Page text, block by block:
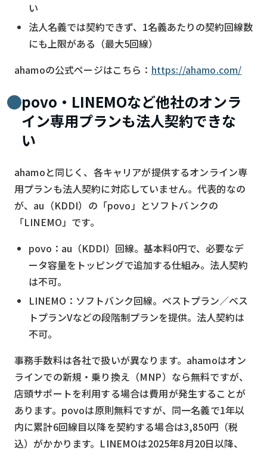
い
法人名義では契約できず、1名義あたりの契約回線数
にも上限がある（最大5回線）
ahamoの公式ページはこちら： https://ahamo.com/
povo・LINEMOなど他社のオンラ
イン専用プランも法人契約できな
い
ahamoと同じく、各キャリアが提供するオンライン専
用プランも法人契約に対応していません。代表的なの
が、au（KDDI）の「povo」とソフトバンクの
「LINEMO」です。
povo：au（KDDI）回線。基本料0円で、必要なデ
ータ容量をトッピングで追加する仕組み。法人契約
は不可。
LINEMO：ソフトバンク回線。ベストプラン／ベス
トプランVなどの段階制プランを提供。法人契約は
不可。
事務手数料は各社で扱いが異なります。ahamoはオン
ラインでの新規・乗り換え（MNP）なら無料ですが、
店頭サポートを利用する場合は費用が発生することが
あります。povoは原則無料ですが、同一名義で1年以
内に累計6回線目以降を契約する場合は3,850円（税
込）がかかります。LINEMOは2025年8月20日以降、